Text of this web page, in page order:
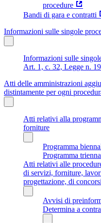
procedure
Bandi di gara e contratti
Informazioni sulle singole
Informazioni sulle
Art. 1, c. 32, Legge n.
Atti delle amministrazioni
distintamente per ogni
Atti relativi alla
forniture
Programma
Programma
Atti relativi alle
di servizi, forniture,
progettazione, di
Avvisi di
Determina a